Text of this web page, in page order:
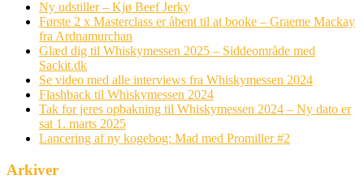
Ny udstiller – Kjø Beef Jerky
Første 2 x Masterclass er åbent til at booke – Graeme Mackay
fra Ardnamurchan
Glæd dig til Whiskymessen 2025 – Siddeområde med
Sackit.dk
Se video med alle interviews fra Whiskymessen 2024
Flashback til Whiskymessen 2024
Tak for jeres opbakning til Whiskymessen 2024 – Ny dato er
sat 1. marts 2025
Lancering af ny kogebog: Mad med Promiller #2
Arkiver